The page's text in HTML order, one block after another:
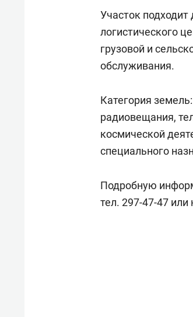
Участок подходит
логистического
грузовой и
обслуживания.
Категория
радиовещания,
космической
специального
Подробную
тел. 297-47-47 или
Оставить шум за волной:
строят тишину в казанском
ЖК «Заря»